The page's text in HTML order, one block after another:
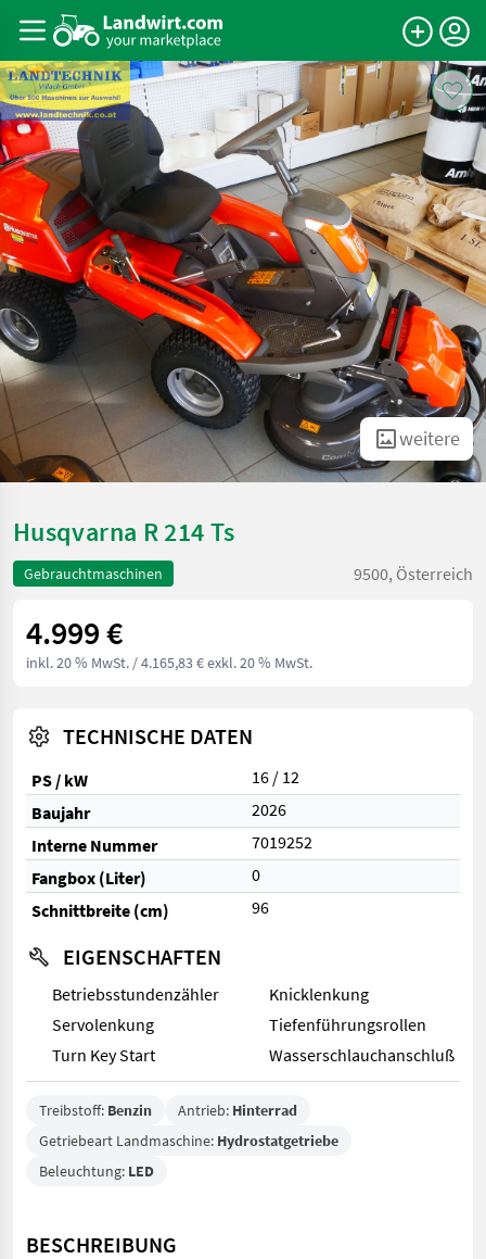
weitere
Husqvarna R 214 Ts
Gebrauchtmaschinen 9500, Österreich
4.999 €
inkl. 20 % MwSt. / 4.165,83 € exkl. 20 % MwSt.
TECHNISCHE DATEN
PS / kW
16 / 12
Baujahr
2026
Interne Nummer
7019252
Fangbox (Liter)
0
Schnittbreite (cm)
96
EIGENSCHAFTEN
Betriebsstundenzähler
Knicklenkung
Servolenkung
Tiefenführungsrollen
Turn Key Start
Wasserschlauchanschluß
Treibstoff: Benzin Antrieb: Hinterrad
Getriebeart Landmaschine: Hydrostatgetriebe
Beleuchtung: LED
BESCHREIBUNG